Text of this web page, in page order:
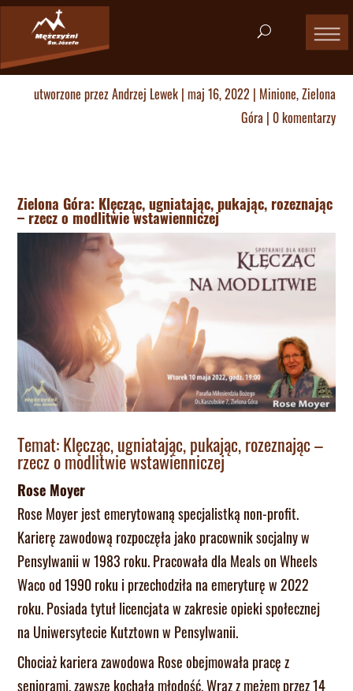
utworzone przezAndrzej Lewek| maj 16, 2022 | Minione,Zielona
Góra| 0 komentarzy
Zielona Góra: Klęcząc, ugniatając, pukając, rozeznając
– rzecz o modlitwie wstawienniczej
Temat: Klęcząc, ugniatając, pukając, rozeznając –
rzecz o modlitwie wstawienniczej
Rose Moyer
Rose Moyer jest emerytowaną specjalistką non-profit.
Karierę zawodową rozpoczęła jako pracownik socjalny w
Pensylwanii w 1983 roku. Pracowała dla Meals on Wheels
Waco od 1990 roku i przechodziła na emeryturę w 2022
roku. Posiada tytuł licencjata w zakresie opieki społecznej
na Uniwersytecie Kutztown w Pensylwanii.
Chociaż kariera zawodowa Rose obejmowała pracę z
seniorami, zawsze kochała młodość. Wraz z mężem przez 14